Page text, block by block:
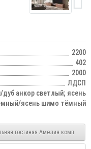
2200
402
2000
ЛДСП
дуб анкор светлый; ясень
ясень шимо тёмный
гостиная Амелия